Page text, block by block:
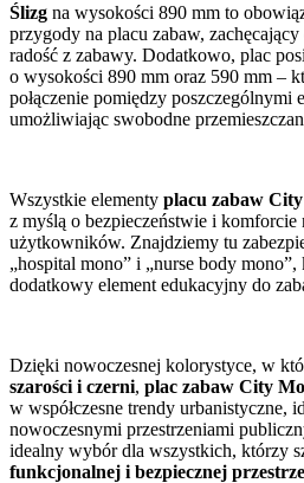
Ślizg na wysokości 890 mm to
przygody na placu zabaw,
radość z zabawy. Dodatkowo, plac
o wysokości 890 mm oraz 590 mm –
połączenie pomiędzy poszczególnymi
umożliwiając swobodne
Wszystkie elementy placu zabaw
z myślą o bezpieczeństwie i komforcie
użytkowników. Znajdziemy tu
„hospital mono” i „nurse body
dodatkowy element edukacyjny do
Dzięki nowoczesnej kolorystyce, w
szarości i czerni, plac zabaw City
w współczesne trendy urbanistyczne,
nowoczesnymi przestrzeniami
idealny wybór dla wszystkich, którzy
funkcjonalnej i bezpiecznej